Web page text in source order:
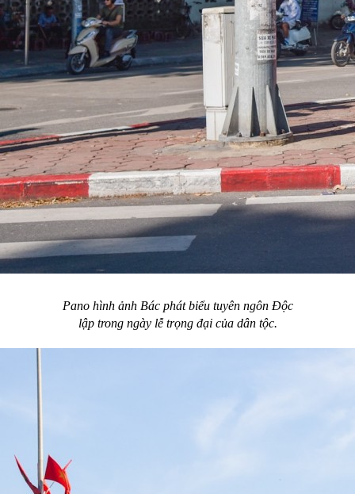
Pano hình ảnh Bác phát biểu tuyên ngôn Độc
lập trong ngày lễ trọng đại của dân tộc.